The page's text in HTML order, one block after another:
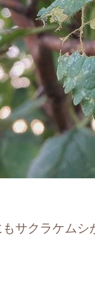
サクラケム